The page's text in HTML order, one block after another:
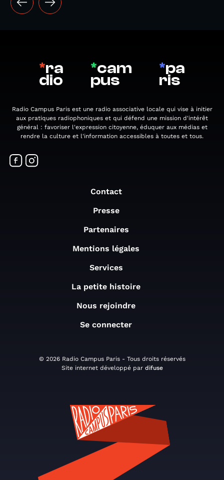
*ra
dio
*cam
pus
*pa
ris
Radio Campus Paris est une radio associative locale qui vise à initier
aux pratiques radiophoniques et qui défend une mission d'intérêt
général : favoriser l'expression citoyenne, éduquer aux médias et
rendre la culture et l'information accessibles à toutes et tous.
Contact
Presse
Partenaires
Mentions légales
Services
La petite histoire
Nous rejoindre
Se connecter
© 2026 Radio Campus Paris - Tous droits réservés
Site internet développé par difuse